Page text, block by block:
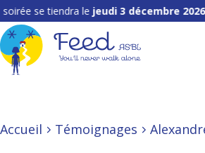
se tiendra lejeudi 3 décembre 2026
Accueil Témoignages